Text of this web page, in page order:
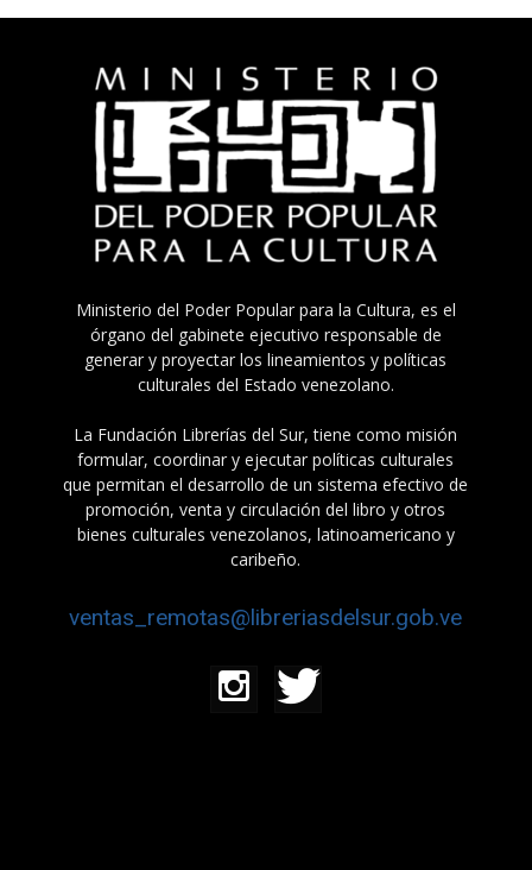
Ministerio del Poder Popular para la Cultura, es el
órgano del gabinete ejecutivo responsable de
generar y proyectar los lineamientos y políticas
culturales del Estado venezolano.
La Fundación Librerías del Sur, tiene como misión
formular, coordinar y ejecutar políticas culturales
que permitan el desarrollo de un sistema efectivo de
promoción, venta y circulación del libro y otros
bienes culturales venezolanos, latinoamericano y
caribeño.
ventas_remotas@libreriasdelsur.gob.ve